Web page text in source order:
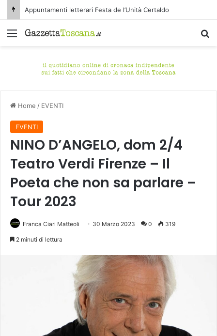
Appuntamenti letterari Festa de l’Unità Certaldo
Menu
Home / EVENTI
EVENTI
NINO D’ANGELO, dom 2/4
Teatro Verdi Firenze – Il
Poeta che non sa parlare –
Tour 2023
Franca Ciari Matteoli 30 Marzo 2023 0 319
2 minuti di lettura